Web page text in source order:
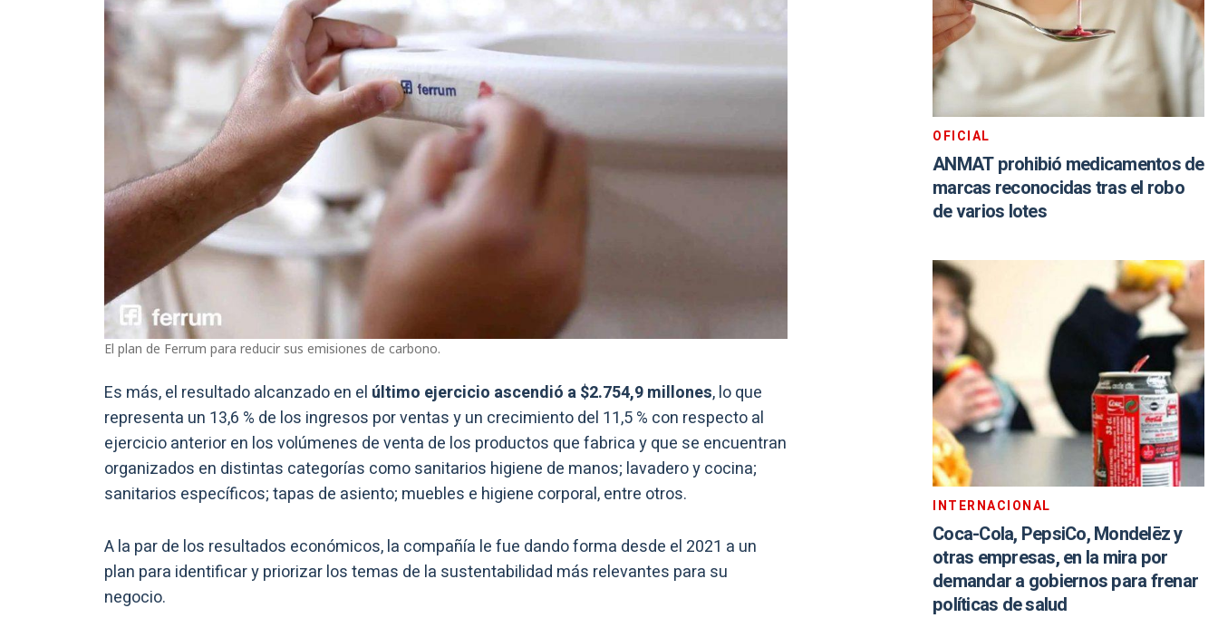
El plan de Ferrum para reducir sus emisiones de carbono.
Es más, el resultado alcanzado en el último ejercicio ascendió a $2.754,9 millones, lo que
representa un 13,6 % de los ingresos por ventas y un crecimiento del 11,5 % con respecto al
ejercicio anterior en los volúmenes de venta de los productos que fabrica y que se encuentran
organizados en distintas categorías como sanitarios higiene de manos; lavadero y cocina;
sanitarios específicos; tapas de asiento; muebles e higiene corporal, entre otros.
A la par de los resultados económicos, la compañía le fue dando forma desde el 2021 a un
plan para identificar y priorizar los temas de la sustentabilidad más relevantes para su
negocio.
OFICIAL
ANMAT prohibió medicamentos de
marcas reconocidas tras el robo
de varios lotes
INTERNACIONAL
Coca-Cola, PepsiCo, Mondelēz y
otras empresas, en la mira por
demandar a gobiernos para frenar
políticas de salud